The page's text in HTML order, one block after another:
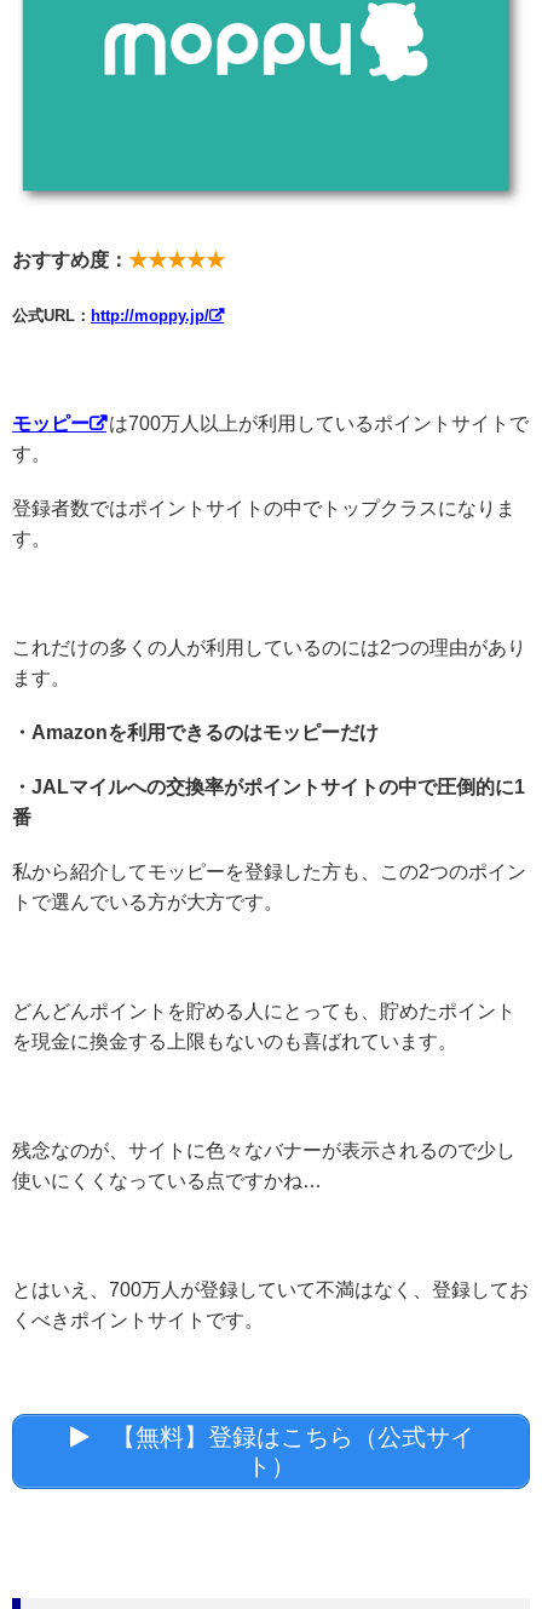
おすすめ度： ★★★★★
公式URL： http://moppy.jp/
モッピー
は700万人以上が利用しているポイントサイトで
す。
登録者数ではポイントサイトの中でトップクラスになりま
す。
これだけの多くの人が利用しているのには2つの理由があり
ます。
・Amazonを利用できるのはモッピーだけ
・JALマイルへの交換率がポイントサイトの中で圧倒的に1
番
私から紹介してモッピーを登録した方も、この2つのポイン
トで選んでいる方が大方です。
どんどんポイントを貯める人にとっても、貯めたポイント
を現金に換金する上限もないのも喜ばれています。
残念なのが、サイトに色々なバナーが表示されるので少し
使いにくくなっている点ですかね…
とはいえ、700万人が登録していて不満はなく、登録してお
くべきポイントサイトです。
【無料】登録はこちら（公式サイ
ト）